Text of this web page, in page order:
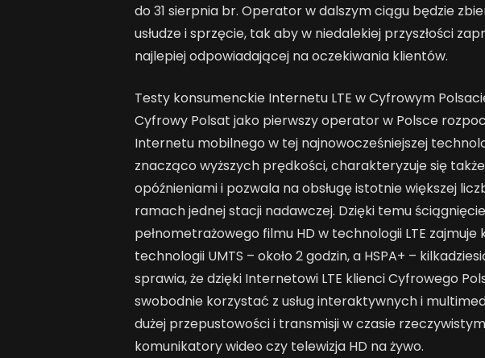
do 31 sierpnia br. Operator w dalszym ciągu będzie
usłudze i sprzęcie, tak aby w niedalekiej przyszłości
najlepiej odpowiadającej na oczekiwania klientów.
Testy konsumenckie Internetu LTE w Cyfrowym
Cyfrowy Polsat jako pierwszy operator w Polsce
Internetu mobilnego w tej najnowocześniejszej
znacząco wyższych prędkości, charakteryzuje się
opóźnieniami i pozwala na obsługę istotnie większej
ramach jednej stacji nadawczej. Dzięki temu
pełnometrażowego filmu HD w technologii LTE
technologii UMTS – około 2 godzin, a HSPA+ –
sprawia, że dzięki Internetowi LTE klienci Cyfrowego
swobodnie korzystać z usług interaktywnych i
dużej przepustowości i transmisji w czasie
komunikatory wideo czy telewizja HD na żywo.